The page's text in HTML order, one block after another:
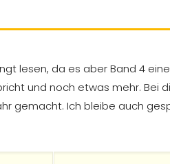
lesen, da es aber Band 4
und noch etwas mehr. Bei
gemacht. Ich bleibe auch